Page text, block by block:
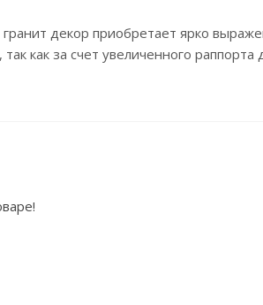
декор приобретает ярко
как за счет увеличенного